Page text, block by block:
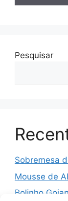
Pesquisar
Sobremesa
Mousse de
Bolinho